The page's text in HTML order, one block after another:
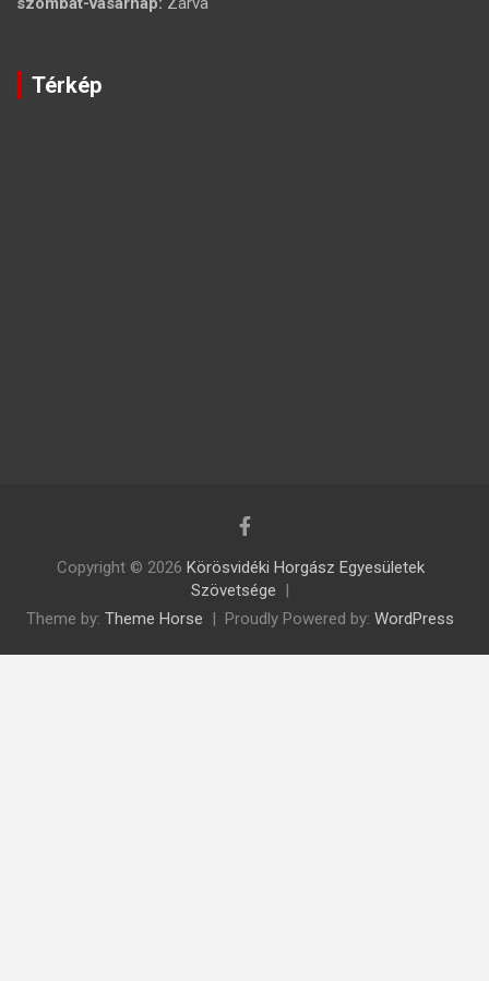
Térkép
Copyright © 2026 Körösvidéki Horgász Egyesületek
Szövetsége
Theme by: Theme Horse Proudly Powered by: WordPress